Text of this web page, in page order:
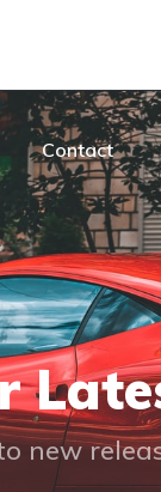
Contact
new